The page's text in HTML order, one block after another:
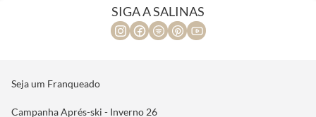
SIGA A SALINAS
Seja um Franqueado
Campanha Aprés-ski - Inverno 26